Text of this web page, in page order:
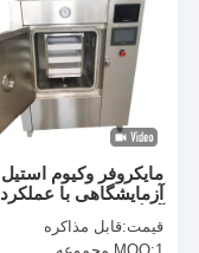
مایکروفر وکیوم استیل
آزمایشگاهی با عملکرد
قیمت:قابل مذاکره